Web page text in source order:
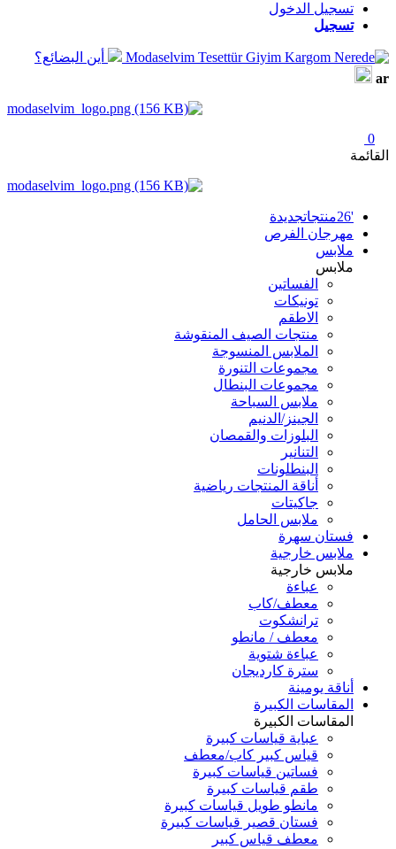
تسجيل الدخول
تسجيل
أين البضائع؟
ar
0
القائمة
'26منتجاتجديدة
مهرجان الفرص
ملابس
ملابس
الفساتين
تونيكات
الاطقم
منتجات الصيف المنقوشة
الملابس المنسوجة
مجموعات التنورة
مجموعات البنطال
ملابس السباحة
الجينز/الدنيم
البلوزات والقمصان
التنانير
البنطلونات
أناقة المنتجات رياضية
جاكيتات
ملابس الحامل
فستان سهرة
ملابس خارجية
ملابس خارجية
عباءة
معطف/كاب
ترانشكوت
معطف / مانطو
عباءة شتوية
سترة كارديجان
أناقة يومينة
المقاسات الكبيرة
المقاسات الكبيرة
عباية قياسات كبيرة
قياس كبير كاب/معطف
فساتين قياسات كبيرة
طقم قياسات كبيرة
مانطو طويل قياسات كبيرة
فستان قصير قياسات كبيرة
معطف قياس كبير